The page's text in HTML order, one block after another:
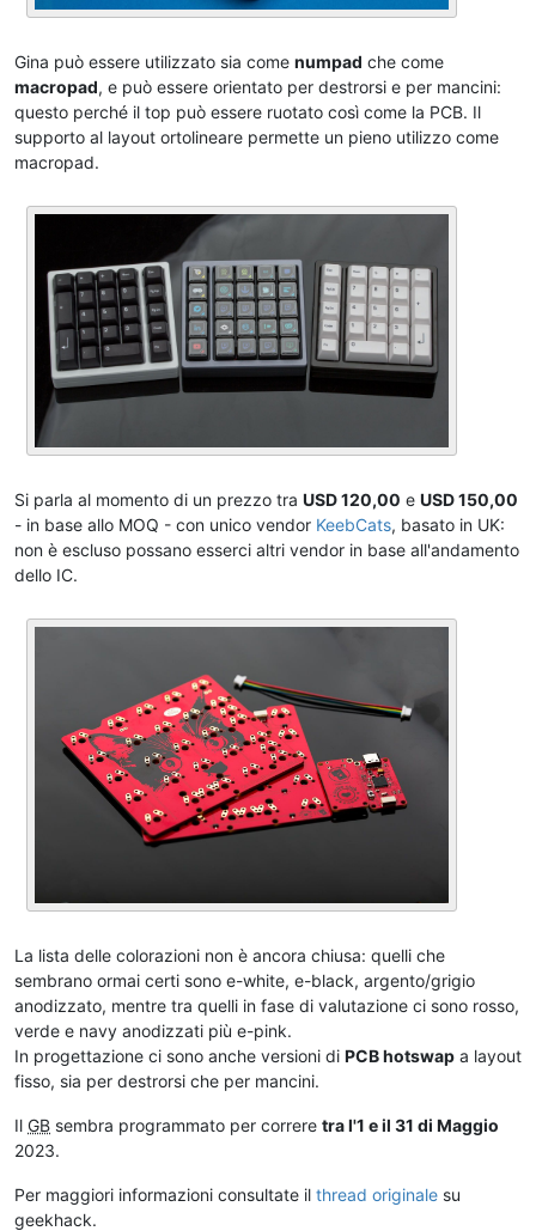
Gina può essere utilizzato sia come numpad che come
macropad, e può essere orientato per destrorsi e per mancini:
questo perché il top può essere ruotato così come la PCB. Il
supporto al layout ortolineare permette un pieno utilizzo come
macropad.
Si parla al momento di un prezzo tra USD 120,00 e USD 150,00
- in base allo MOQ - con unico vendor KeebCats, basato in UK:
non è escluso possano esserci altri vendor in base all'andamento
dello IC.
La lista delle colorazioni non è ancora chiusa: quelli che
sembrano ormai certi sono e-white, e-black, argento/grigio
anodizzato, mentre tra quelli in fase di valutazione ci sono rosso,
verde e navy anodizzati più e-pink.
In progettazione ci sono anche versioni di PCB hotswap a layout
fisso, sia per destrorsi che per mancini.
Il GB sembra programmato per correre tra l'1 e il 31 di Maggio
2023.
Per maggiori informazioni consultate il thread originale su
geekhack.